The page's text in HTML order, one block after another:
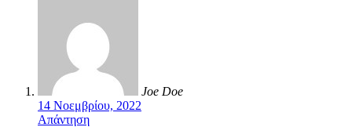
Joe Doe
14 Νοεμβρίου, 2022
Απάντηση